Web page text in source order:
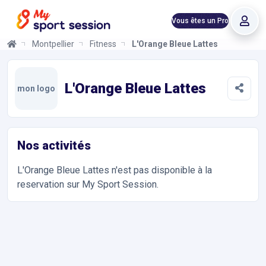
Vous êtes un Pro
Montpellier Fitness L'Orange Bleue Lattes
mon logo L'Orange Bleue Lattes
Nos activités
L'Orange Bleue Lattes n'est pas disponible à la
reservation sur My Sport Session.